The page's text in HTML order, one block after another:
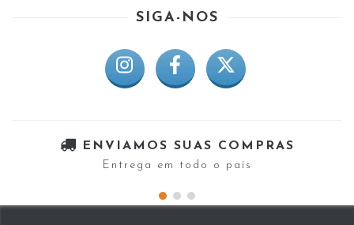
SIGA-NOS
ENVIAMOS SUAS COMPRAS
Entrega em todo o país